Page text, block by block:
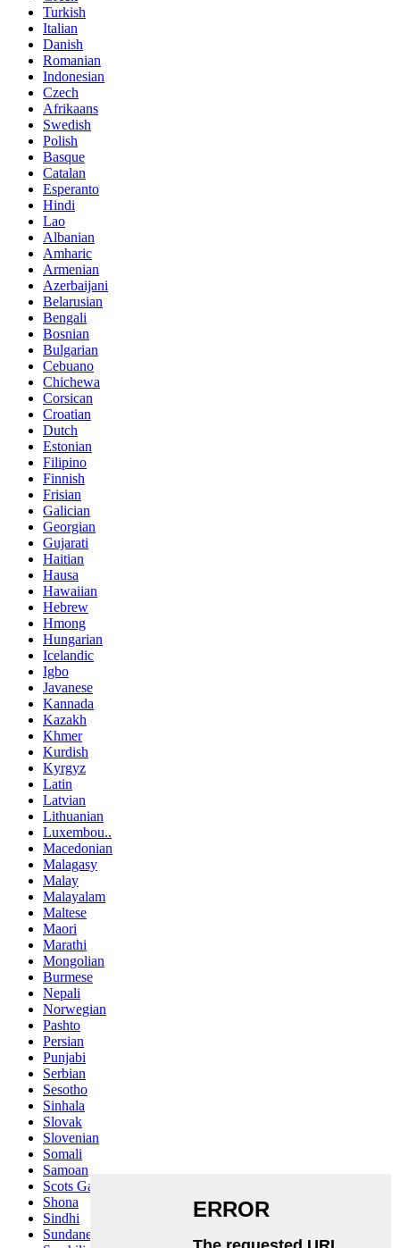
Turkish
Italian
Danish
Romanian
Indonesian
Czech
Afrikaans
Swedish
Polish
Basque
Catalan
Esperanto
Hindi
Lao
Albanian
Amharic
Armenian
Azerbaijani
Belarusian
Bengali
Bosnian
Bulgarian
Cebuano
Chichewa
Corsican
Croatian
Dutch
Estonian
Filipino
Finnish
Frisian
Galician
Georgian
Gujarati
Haitian
Hausa
Hawaiian
Hebrew
Hmong
Hungarian
Icelandic
Igbo
Javanese
Kannada
Kazakh
Khmer
Kurdish
Kyrgyz
Latin
Latvian
Lithuanian
Luxembou..
Macedonian
Malagasy
Malay
Malayalam
Maltese
Maori
Marathi
Mongolian
Burmese
Nepali
Norwegian
Pashto
Persian
Punjabi
Serbian
Sesotho
Sinhala
Slovak
Slovenian
Somali
Samoan
Scots Gaelic
Shona
Sindhi
Sundanese